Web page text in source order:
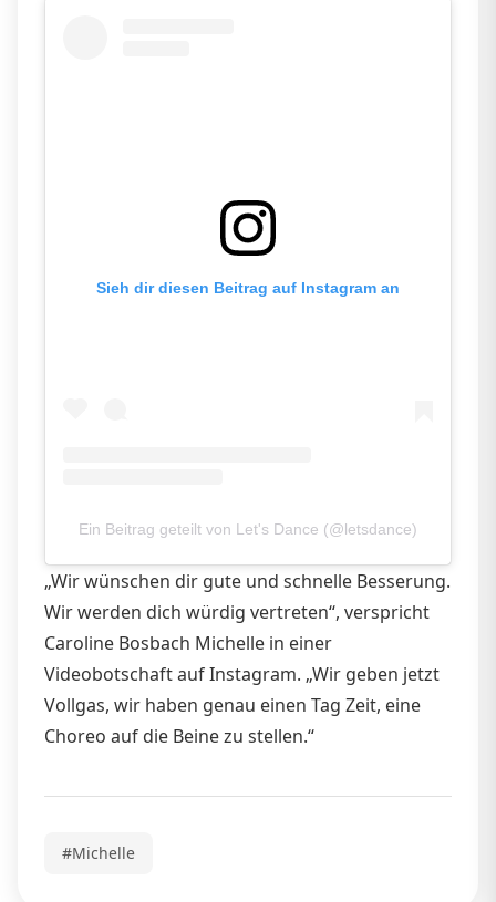
Sieh dir diesen Beitrag auf Instagram an
Ein Beitrag geteilt von Let's Dance (@letsdance)
„Wir wünschen dir gute und schnelle Besserung.
Wir werden dich würdig vertreten“, verspricht
Caroline Bosbach Michelle in einer
Videobotschaft auf Instagram. „Wir geben jetzt
Vollgas, wir haben genau einen Tag Zeit, eine
Choreo auf die Beine zu stellen.“
#Michelle